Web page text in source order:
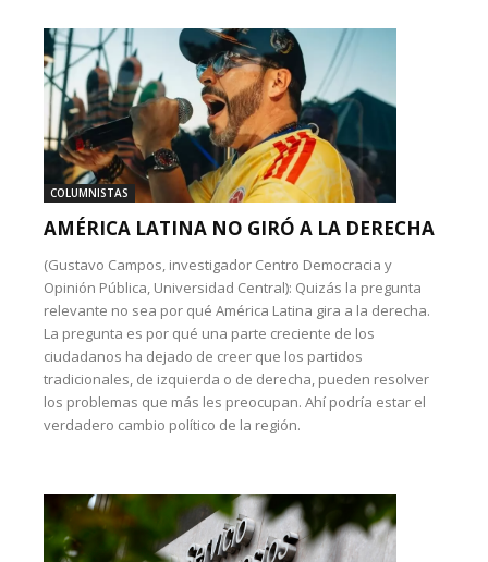
COLUMNISTAS
AMÉRICA LATINA NO GIRÓ A LA DERECHA
(Gustavo Campos, investigador Centro Democracia y
Opinión Pública, Universidad Central): Quizás la pregunta
relevante no sea por qué América Latina gira a la derecha.
La pregunta es por qué una parte creciente de los
ciudadanos ha dejado de creer que los partidos
tradicionales, de izquierda o de derecha, pueden resolver
los problemas que más les preocupan. Ahí podría estar el
verdadero cambio político de la región.